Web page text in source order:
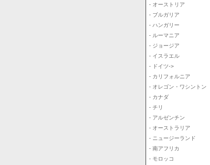
- オーストリア
- ブルガリア
- ハンガリー
- ルーマニア
- ジョージア
- イスラエル
- ドイツ->
- カリフォルニア
- オレゴン・ワシントン
- カナダ
- チリ
- アルゼンチン
- オーストラリア
- ニュージーランド
- 南アフリカ
- モロッコ